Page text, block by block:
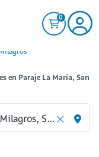
0
en Paraje La María, San